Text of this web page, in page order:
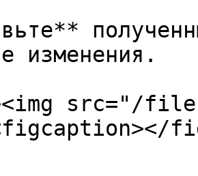
изменения.
src="/